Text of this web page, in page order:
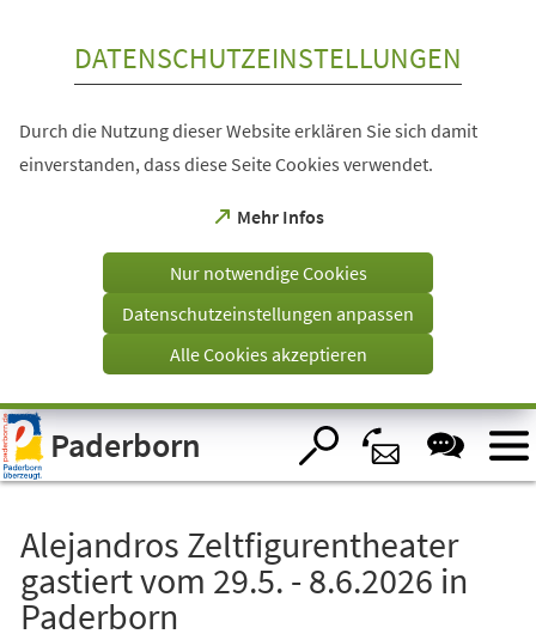
Visuelle
Assistenzsoftware
öffnen.
DATENSCHUTZEINSTELLUNGEN
Durch die Nutzung dieser Website erklären Sie sich damit
einverstanden, dass diese Seite Cookies verwendet.
Mehr Infos
(Öffnet
einem
Tab)
Nur notwendige Cookies
Datenschutzeinstellungen anpassen
Alle Cookies akzeptieren
Paderborn
Alejandros Zeltfigurentheater
gastiert vom 29.5. - 8.6.2026 in
Paderborn